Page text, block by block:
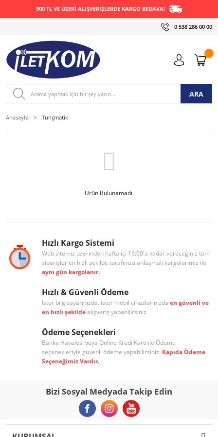
900 TL VE ÜZERİ ALIŞVERİŞLERDE KARGO BEDAVA!
0 538 286 00 00
ARA
Anasayfa Tunçmatik
Ürün Bulunamadı.
Hızlı Kargo Sistemi
Web sitemiz üzerinden hafta içi 16:00'a kadar vereceğiniz tüm
siparişler en hızlı şekilde tarafınıza anlaşmalı kargolarımız ile
aynı gün kargolanır.
Hızlı & Güvenli Ödeme
İster bilgisayarınızda, ister mobil cihazlarınızda en güvenli ve
en hızlı şekildealışveriş yapabilirsiniz.
Ödeme Seçenekleri
Banka Havalesi veya Online Kredi Kartı ile Ödeme
seçenekleriyle güvenli ödeme yapabilirsiniz. Kapıda Ödeme
Seçeneğimiz Vardır.
Bizi Sosyal Medyada Takip Edin